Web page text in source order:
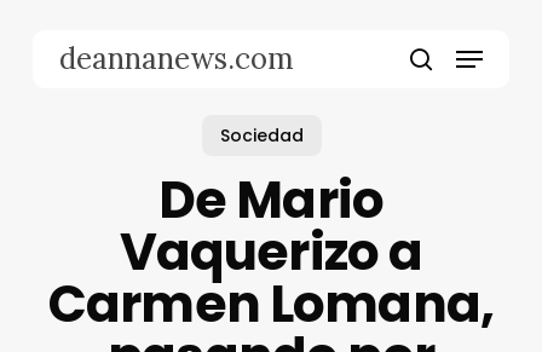
deannanews.com Menu
Sociedad
De Mario
Vaquerizo a
Carmen Lomana,